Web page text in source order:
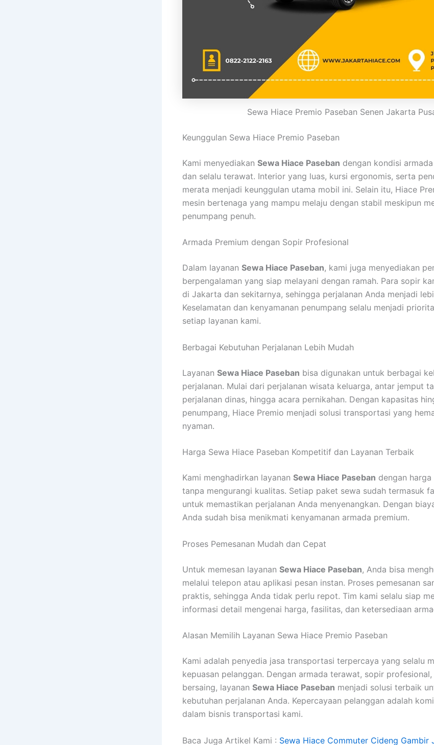
Sewa Hiace Premio Paseban Senen Jakarta
Keunggulan Sewa Hiace Premio Paseban
Kami menyediakan Sewa Hiace Paseban dengan kondisi
dan selalu terawat. Interior yang luas, kursi ergonomis, serta
merata menjadi keunggulan utama mobil ini. Selain itu, Hiace
mesin bertenaga yang mampu melaju dengan stabil meskipun
penumpang penuh.
Armada Premium dengan Sopir Profesional
Dalam layanan Sewa Hiace Paseban, kami juga menyediakan
berpengalaman yang siap melayani dengan ramah. Para sopir
di Jakarta dan sekitarnya, sehingga perjalanan Anda menjadi
Keselamatan dan kenyamanan penumpang selalu menjadi
setiap layanan kami.
Berbagai Kebutuhan Perjalanan Lebih Mudah
Layanan Sewa Hiace Paseban bisa digunakan untuk berbagai
perjalanan. Mulai dari perjalanan wisata keluarga, antar jemput
perjalanan dinas, hingga acara pernikahan. Dengan kapasitas
penumpang, Hiace Premio menjadi solusi transportasi yang
nyaman.
Harga Sewa Hiace Paseban Kompetitif dan Layanan Terbaik
Kami menghadirkan layanan Sewa Hiace Paseban dengan
tanpa mengurangi kualitas. Setiap paket sewa sudah termasuk
untuk memastikan perjalanan Anda menyenangkan. Dengan
Anda sudah bisa menikmati kenyamanan armada premium.
Proses Pemesanan Mudah dan Cepat
Untuk memesan layanan Sewa Hiace Paseban, Anda bisa
melalui telepon atau aplikasi pesan instan. Proses pemesanan
praktis, sehingga Anda tidak perlu repot. Tim kami selalu siap
informasi detail mengenai harga, fasilitas, dan ketersediaan
Alasan Memilih Layanan Sewa Hiace Premio Paseban
Kami adalah penyedia jasa transportasi terpercaya yang selalu
kepuasan pelanggan. Dengan armada terawat, sopir
bersaing, layanan Sewa Hiace Paseban menjadi solusi terbaik
kebutuhan perjalanan Anda. Kepercayaan pelanggan adalah
dalam bisnis transportasi kami.
Baca Juga Artikel Kami : Sewa Hiace Commuter Cideng Gambir